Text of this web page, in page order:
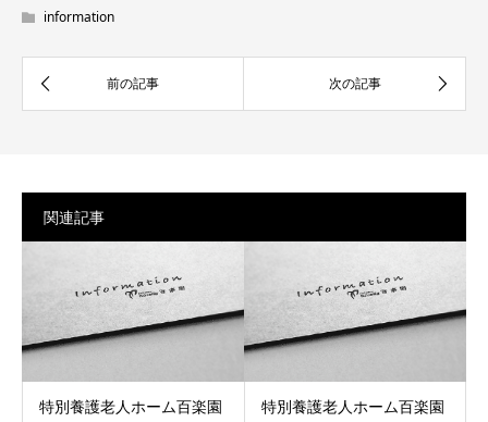
information
関連記事
特別養護老人ホーム百楽園
特別養護老人ホーム百楽園